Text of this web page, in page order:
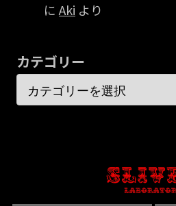
に Aki より
カテゴリー